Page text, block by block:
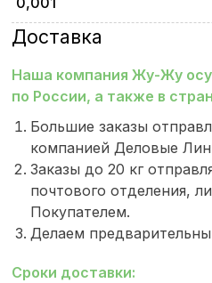
Доставка
Наша компания Жу-Жу
по России, а также в
Большие заказы
компанией Деловые
Заказы до 20 кг
почтового отделения,
Покупателем.
Делаем
Сроки доставки: